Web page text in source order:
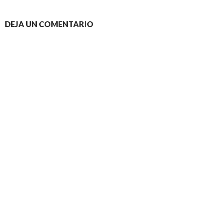
DEJA UN COMENTARIO